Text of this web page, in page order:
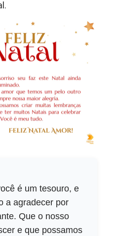
é um tesouro, e
a agradecer por
Que o nosso
e que possamos